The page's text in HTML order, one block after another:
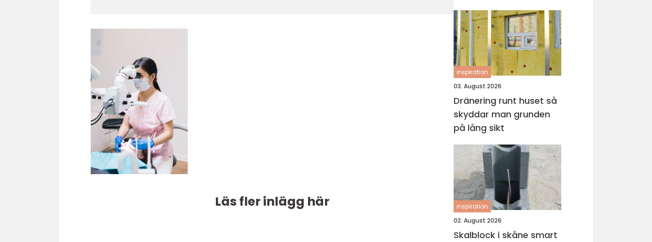
Läs fler inlägg här
inspiration
03. August 2026
Dränering runt huset så
skyddar man grunden
på lång sikt
inspiration
02. August 2026
Skalblock i skåne smart